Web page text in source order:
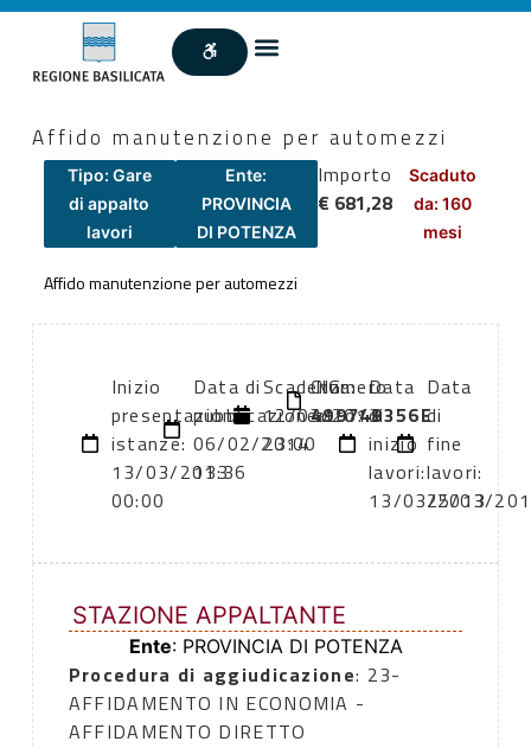
Affido manutenzione per automezzi
Tipo: Gare
di appalto
lavori
Ente:
PROVINCIA
DI POTENZA
Importo
€ 681,28
Scaduto
da: 160
mesi
Affido manutenzione per automezzi
Inizio
presentazione
istanze:
13/03/2013
00:00
Data di
pubblicazione:
06/02/2014
13:36
Scadenza:
12/03/2013
23:00
Numero
atto:
CIG:
499748356E
Data
di
inizio
lavori:
13/03/2013
Data
di
fine
lavori:
25/03/
STAZIONE APPALTANTE
Ente: PROVINCIA DI POTENZA
Procedura di aggiudicazione: 23-
AFFIDAMENTO IN ECONOMIA -
AFFIDAMENTO DIRETTO